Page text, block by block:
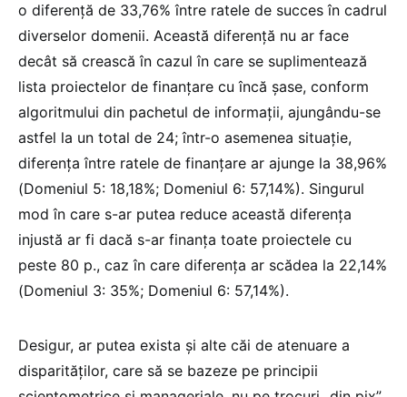
o diferență de 33,76% între ratele de succes în cadrul
diverselor domenii. Această diferență nu ar face
decât să crească în cazul în care se suplimentează
lista proiectelor de finanțare cu încă șase, conform
algoritmului din pachetul de informații, ajungându-se
astfel la un total de 24; într-o asemenea situație,
diferența între ratele de finanțare ar ajunge la 38,96%
(Domeniul 5: 18,18%; Domeniul 6: 57,14%). Singurul
mod în care s-ar putea reduce această diferența
injustă ar fi dacă s-ar finanța toate proiectele cu
peste 80 p., caz în care diferența ar scădea la 22,14%
(Domeniul 3: 35%; Domeniul 6: 57,14%).
Desigur, ar putea exista și alte căi de atenuare a
disparităților, care să se bazeze pe principii